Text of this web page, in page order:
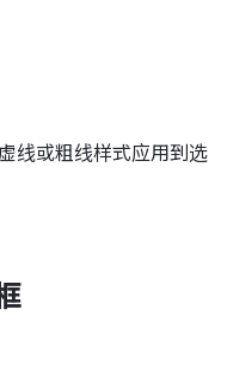
线或粗线样式应用到选